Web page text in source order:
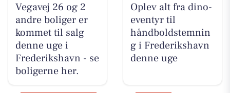
Vegavej 26 og 2
andre boliger er
kommet til salg
denne uge i
Frederikshavn - se
boligerne her.
Oplev alt fra dino-
eventyr til
håndboldstemnin
g i Frederikshavn
denne uge